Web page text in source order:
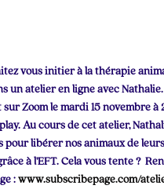
vous initier à la thérapie
un atelier en ligne avec
Zoom le mardi 15 novembre à
Au cours de cet atelier,
pour libérer nos animaux de
à l’EFT. Cela vous tente ?
: www.subscribepage.com/